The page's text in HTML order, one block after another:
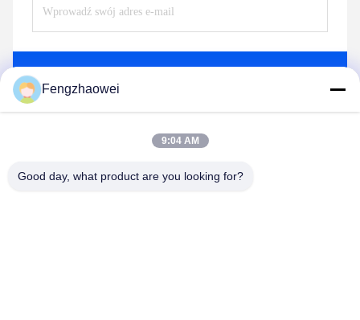
Fengzhaowei
9:04 AM
Good day, what product are you looking for?